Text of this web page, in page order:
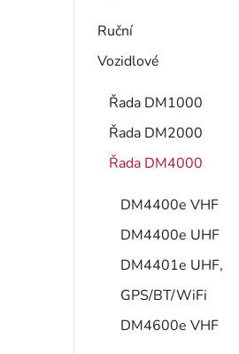
Ruční
Vozidlové
Řada DM1000
Řada DM2000
Řada DM4000
DM4400e VHF
DM4400e UHF
DM4401e UHF,
GPS/BT/WiFi
DM4600e VHF